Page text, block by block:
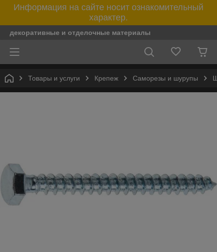
Информация на сайте носит ознакомительный
характер.
декоративные и отделочные материалы
Товары и услуги Крепеж Саморезы и шурупы